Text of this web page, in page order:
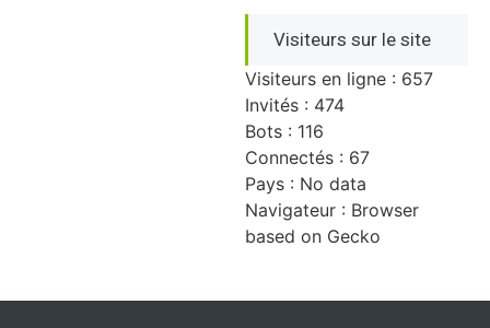
Visiteurs sur le site
Visiteurs en ligne : 657
Invités : 474
Bots : 116
Connectés : 67
Pays : No data
Navigateur : Browser
based on Gecko